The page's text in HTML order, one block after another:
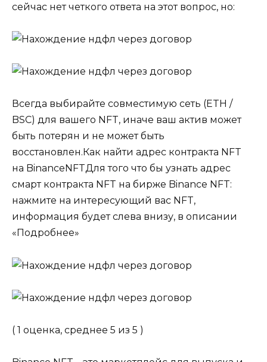
сейчас нет четкого ответа на этот вопрос, но:
Всегда выбирайте совместимую сеть (ETH /
BSC) для вашего NFT, иначе ваш актив может
быть потерян и не может быть
восстановлен.Как найти адрес контракта NFT
на BinanceNFTДля того что бы узнать адрес
смарт контракта NFT на бирже Binance NFT:
нажмите на интересующий вас NFT,
информация будет слева внизу, в описании
«Подробнее»
( 1 оценка, среднее 5 из 5 )